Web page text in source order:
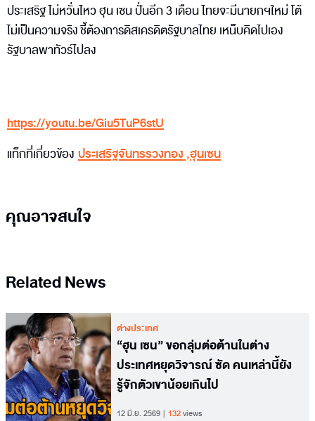
ประเสริฐ ไม่หวั่นไหว ฮุน เซน ปั่นอีก 3 เดือน ไทยจะมีนายกฯใหม่ โต้
ไม่เป็นความจริง ชี้ต้องการดิสเครดิตรัฐบาลไทย เหน็บคิดไปเอง
รัฐบาลพาทัวร์ไปลง
https://youtu.be/Giu5TuP6stU
แท็กที่เกี่ยวข้อง ประเสริฐจันทรรวงทอง ,ฮุนเซน
คุณอาจสนใจ
Related News
ต่างประเทศ
“ฮุน เซน” ขอกลุ่มต่อต้านในต่าง
ประเทศหยุดวิจารณ์ ซัด คนเหล่านี้ยัง
รู้จักตัวเขาน้อยเกินไป
12 มิ.ย. 2569 132views